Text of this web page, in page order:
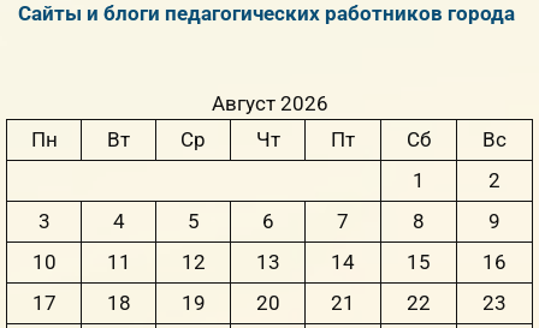
Сайты и блоги педагогических работников города
Август 2026
Пн
Вт Ср Чт Пт Сб
Вс
1
2
3
4 5 6 7 8
9
10
11 12 13 14 15
16
17
18 19 20 21 22 23